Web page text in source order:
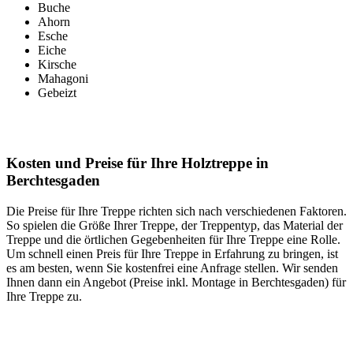
Buche
Ahorn
Esche
Eiche
Kirsche
Mahagoni
Gebeizt
Kosten und Preise für Ihre Holztreppe in
Berchtesgaden
Die Preise für Ihre Treppe richten sich nach verschiedenen Faktoren.
So spielen die Größe Ihrer Treppe, der Treppentyp, das Material der
Treppe und die örtlichen Gegebenheiten für Ihre Treppe eine Rolle.
Um schnell einen Preis für Ihre Treppe in Erfahrung zu bringen, ist
es am besten, wenn Sie kostenfrei eine Anfrage stellen. Wir senden
Ihnen dann ein Angebot (Preise inkl. Montage in Berchtesgaden) für
Ihre Treppe zu.